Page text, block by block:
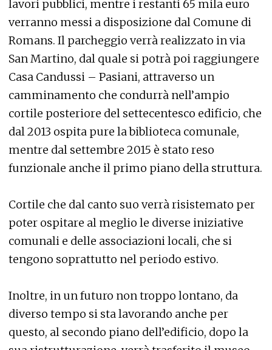
lavori pubblici, mentre i restanti 65 mila euro
verranno messi a disposizione dal Comune di
Romans. Il parcheggio verrà realizzato in via
San Martino, dal quale si potrà poi raggiungere
Casa Candussi – Pasiani, attraverso un
camminamento che condurrà nell’ampio
cortile posteriore del settecentesco edificio, che
dal 2013 ospita pure la biblioteca comunale,
mentre dal settembre 2015 è stato reso
funzionale anche il primo piano della struttura.
Cortile che dal canto suo verrà risistemato per
poter ospitare al meglio le diverse iniziative
comunali e delle associazioni locali, che si
tengono soprattutto nel periodo estivo.
Inoltre, in un futuro non troppo lontano, da
diverso tempo si sta lavorando anche per
questo, al secondo piano dell’edificio, dopo la